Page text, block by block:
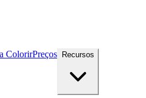
ColorirPreços Recursos